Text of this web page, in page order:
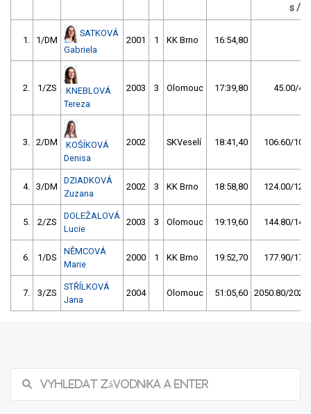
s / %
1. 1/DM
SATKOVÁ
Gabriela
2001 1 KK Brno 16:54,80
2. 1/ZS
KNEBLOVÁ
Tereza
2003 3 Olomouc 17:39,80 45.00/4,4
3. 2/DM
KOŠÍKOVÁ
Denisa
2002 SKVeselí 18:41,40 106.60/10,5
4. 3/DM
DZIADKOVÁ
Zuzana
2002 3 KK Brno 18:58,80 124.00/12,2
5. 2/ZS
DOLEŽALOVÁ
Lucie
2003 3 Olomouc 19:19,60 144.80/14,3
6. 1/DS
NĚMCOVÁ
Marie
2000 1 KK Brno 19:52,70 177.90/17,5
7. 3/ZS
STŘÍLKOVÁ
Jana
2004 Olomouc 51:05,60 2050.80/202,1